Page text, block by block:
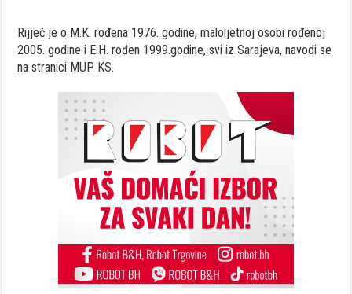
Rijječ je o M.K. rođena 1976. godine, maloljetnoj osobi rođenoj
2005. godine i E.H. rođen 1999.godine, svi iz Sarajeva, navodi se
na stranici MUP KS.